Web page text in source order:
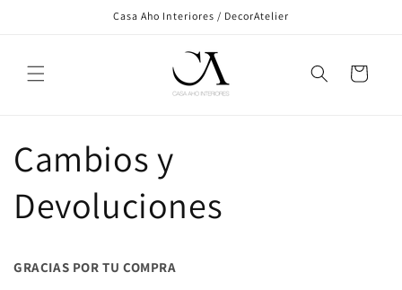
Casa Aho Interiores / DecorAtelier
Carrito
Cambios y
Devoluciones
GRACIAS POR TU COMPRA